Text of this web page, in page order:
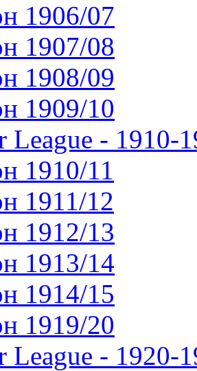
1906/07
1907/08
1908/09
1909/10
League - 1910-
1910/11
1911/12
1912/13
1913/14
1914/15
1919/20
League - 1920-